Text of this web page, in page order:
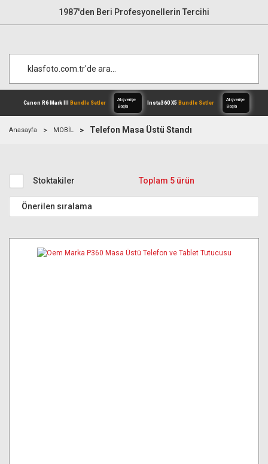
1987'den Beri Profesyonellerin Tercihi
Anasayfa MOBİL Telefon Masa Üstü Standı
Stoktakiler Toplam 5 ürün